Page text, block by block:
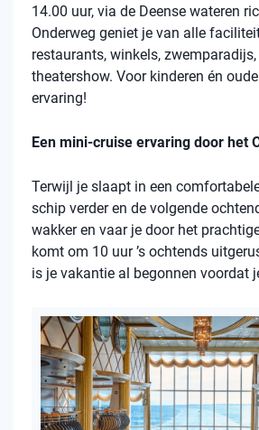
14.00 uur, via de Deense wateren
Onderweg geniet je van alle
restaurants, winkels,
theatershow. Voor kinderen én
ervaring!
Een mini-cruise ervaring door het
Terwijl je slaapt in een
schip verder en de volgende
wakker en vaar je door het
komt om 10 uur ’s ochtends
is je vakantie al begonnen voordat